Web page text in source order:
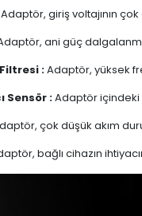
Adaptör, giriş voltajının
ani güç
:Adaptör, yüksek
Sensör :Adaptör içindeki
çok düşük akım
bağlı cihazın